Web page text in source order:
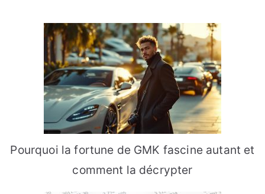
Pourquoi la fortune de GMK fascine autant et
comment la décrypter